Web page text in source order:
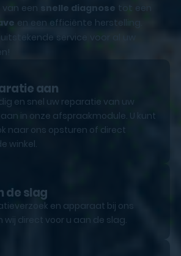
een
snelle diagnose tot een
en een efficiënte herstelling.
service voor al uw
aan
en snel uw reparatie van uw
in onze afspraakmodule. U kunt
naar ons opsturen of direct
winkel.
de slag
en apparaat bij ons
wij direct voor u aan de slag.